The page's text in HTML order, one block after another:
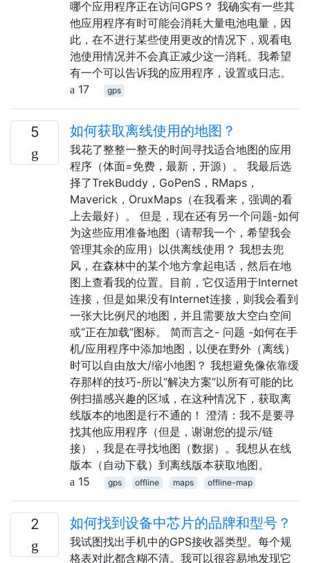
哪个应用程序正在访问GPS？ 我确实有一些其
他应用程序有时可能会消耗大量电池电量，因
此，在不进行某些使用更改的情况下，观看电
池使用情况并不会真正减少这一消耗。我希望
有一个可以告诉我的应用程序，设置或日志。
17
gps
5 如何获取离线使用的地图？
我花了整整一整天的时间寻找适合地图的应用
程序（体面=免费，最新，开源）。 我最后选
择了TrekBuddy，GoPenS，RMaps，
Maverick，OruxMaps（在我看来，强调的看
上去最好）。 但是，现在还有另一个问题-如何
为这些应用准备地图（请帮我一个，希望我会
管理其余的应用）以供离线使用？ 我想去兜
风，在森林中的某个地方拿起电话，然后在地
图上查看我的位置。目前，它仅适用于Internet
连接，但是如果没有Internet连接，则我会看到
一张大比例尺的地图，并且需要放大空白空间
或“正在加载”图标。 简而言之- 问题 -如何在手
机/应用程序中添加地图，以便在野外（离线）
时可以自由放大/缩小地图？ 我想避免像依靠缓
存那样的技巧-所以“解决方案”以所有可能的比
例扫描感兴趣的区域，在这种情况下，获取离
线版本的地图是行不通的！ 澄清：我不是要寻
找其他应用程序（但是，谢谢您的提示/链
接），我是在寻找地图（数据）。我想从在线
版本（自动下载）到离线版本获取地图。
15
gps offline maps offline-map
2 如何找到设备中芯片的品牌和型号？
我试图找出手机中的GPS接收器类型。每个规
格表对此都含糊不清。我可以很容易地发现它